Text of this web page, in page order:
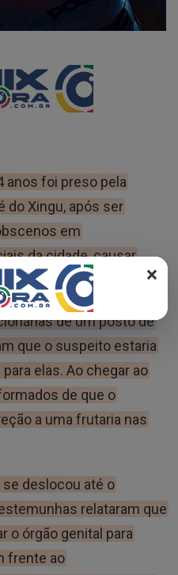
×
anos foi preso pela
do Xingu, após ser
em
da cidade, causar
militares.
de um posto de
que o suspeito estaria
elas. Ao chegar ao
de que o
a uma frutaria nas
se deslocou até o
relataram que
o órgão genital para
frente ao